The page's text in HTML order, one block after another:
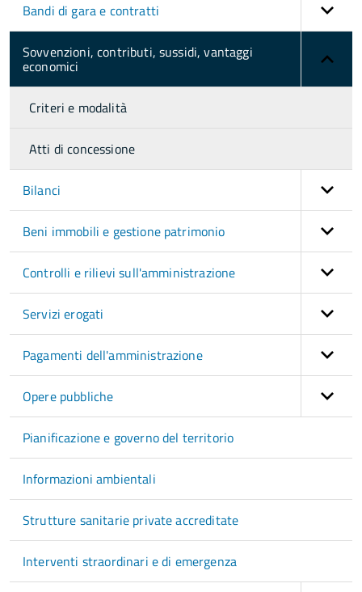
Bandi di gara e contratti
Sovvenzioni, contributi, sussidi, vantaggi
economici
Criteri e modalità
Atti di concessione
Bilanci
Beni immobili e gestione patrimonio
Controlli e rilievi sull'amministrazione
Servizi erogati
Pagamenti dell'amministrazione
Opere pubbliche
Pianificazione e governo del territorio
Informazioni ambientali
Strutture sanitarie private accreditate
Interventi straordinari e di emergenza